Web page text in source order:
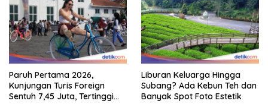
Paruh Pertama 2026,
Kunjungan Turis Foreign
Sentuh 7,45 Juta, Tertinggi
Liburan Keluarga Hingga
Subang? Ada Kebun Teh dan
Banyak Spot Foto Estetik